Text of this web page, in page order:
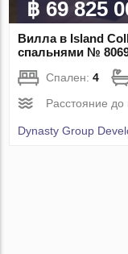
฿ 69 825
Вилла в Island
спальнями №
Спален:4
Расстояние
Dynasty Group